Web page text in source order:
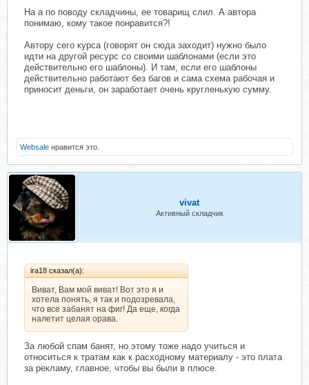
На а по поводу складчины, ее товарищ слил. А автора
понимаю, кому такое понравится?!
Автору сего курса (говорят он сюда заходит) нужно было
идти на другой ресурс со своими шаблонами (если это
действительно его шаблоны). И там, если его шаблоны
действительно работают без багов и сама схема рабочая и
приносит деньги, он заработает очень кругленькую сумму.
Websale нравится это.
vivat
Активный складчик
ira18 сказал(а):
Виват, Вам мой виват! Вот это я и
хотела понять, я так и подозревала,
что все забанят на фиг! Да еще, когда
налетит целая орава.
За любой спам банят, но этому тоже надо учиться и
относиться к тратам как к расходному материалу - это плата
за рекламу, главное, чтобы вы были в плюсе.